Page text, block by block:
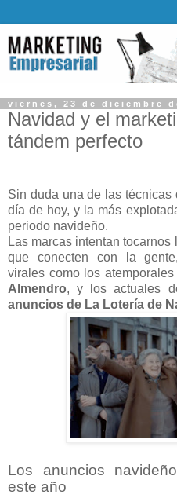
viernes, 23 de diciembre
Navidad y el
tándem perfecto
Sin duda una de las técnicas
día de hoy, y la más
periodo navideño.
Las marcas intentan
que conecten con la
virales como los
Almendro, y los actuales
anuncios de La Lotería de
Los anuncios
este año